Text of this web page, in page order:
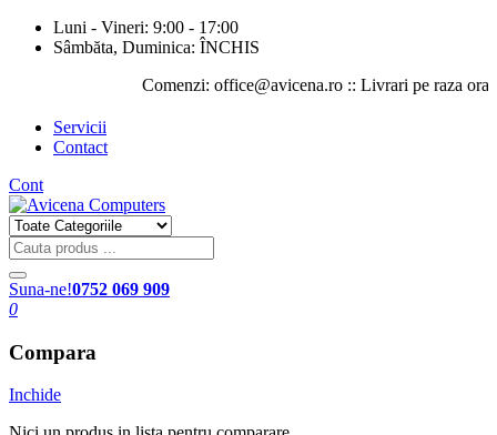
Luni - Vineri: 9:00 - 17:00
Sâmbăta, Duminica: ÎNCHIS
Comenzi: office@avicena.ro :: Livrari pe raza
Servicii
Contact
Cont
Suna-ne!0752 069 909
0
Compara
Inchide